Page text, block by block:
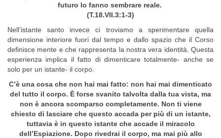
futuro lo fanno sembrare reale.
(T.18.VII.3:1-3)
Nell’istante santo invece ci troviamo a sperimentare quella
dimensione interiore fuori dal tempo e dallo spazio che il Corso
definisce mente e che rappresenta la nostra vera identità. Questa
esperienza implica il fatto di dimenticare totalmente- anche se
solo per un istante- il corpo.
C’è una cosa che non hai mai fatto: non hai mai dimenticato
del tutto il corpo. È forse svanito talvolta dalla tua vista, ma
non è ancora scomparso completamente. Non ti viene
chiesto di lasciare che questo accada per più di un istante,
tuttavia è in questo istante che accade il miracolo
dell’Espiazione. Dopo rivedrai il corpo, ma mai più allo